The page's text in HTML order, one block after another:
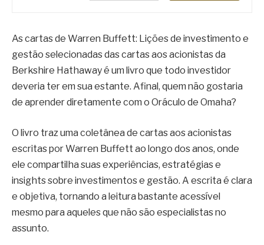
As cartas de Warren Buffett: Lições de investimento e
gestão selecionadas das cartas aos acionistas da
Berkshire Hathaway é um livro que todo investidor
deveria ter em sua estante. Afinal, quem não gostaria
de aprender diretamente com o Oráculo de Omaha?
O livro traz uma coletânea de cartas aos acionistas
escritas por Warren Buffett ao longo dos anos, onde
ele compartilha suas experiências, estratégias e
insights sobre investimentos e gestão. A escrita é clara
e objetiva, tornando a leitura bastante acessível
mesmo para aqueles que não são especialistas no
assunto.